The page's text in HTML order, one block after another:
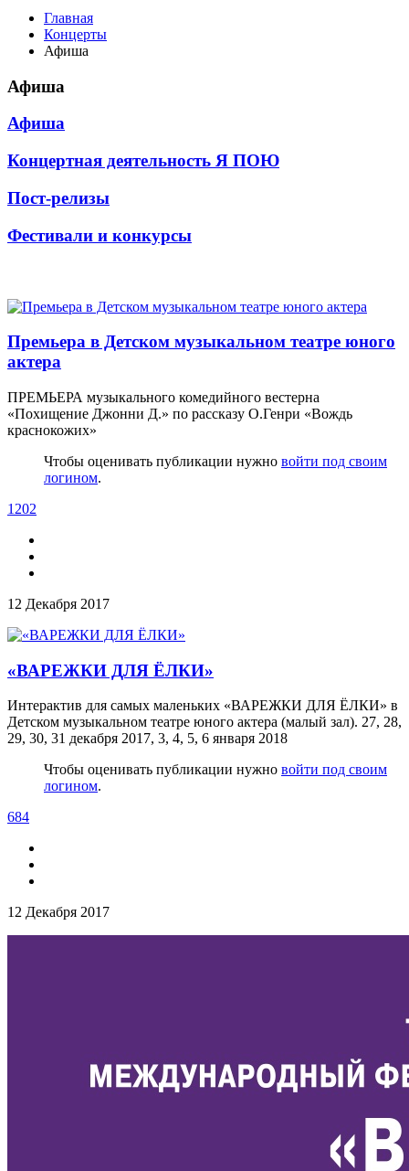
Главная
Концерты
Афиша
Афиша
Афиша
Концертная деятельность Я ПОЮ
Пост-релизы
Фестивали и конкурсы
Премьера в Детском музыкальном театре юного
актера
ПРЕМЬЕРА музыкального комедийного вестерна
«Похищение Джонни Д.» по рассказу О.Генри «Вождь
краснокожих»
Чтобы оценивать публикации нужно войти под своим
логином.
1202
12 Декабря 2017
«ВАРЕЖКИ ДЛЯ ЁЛКИ»
Интерактив для самых маленьких «ВАРЕЖКИ ДЛЯ ЁЛКИ» в
Детском музыкальном театре юного актера (малый зал). 27, 28,
29, 30, 31 декабря 2017, 3, 4, 5, 6 января 2018
Чтобы оценивать публикации нужно войти под своим
логином.
684
12 Декабря 2017